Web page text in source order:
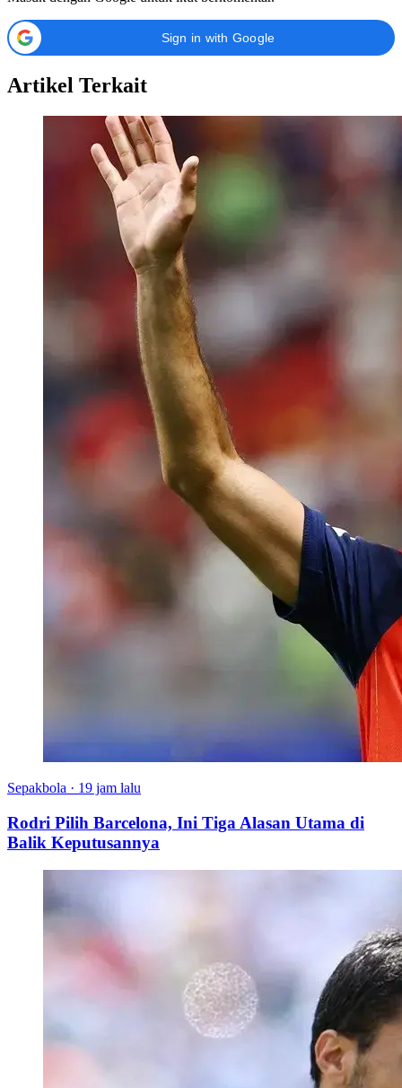
Sign in with Google
Artikel Terkait
Sepakbola · 19 jam lalu
Rodri Pilih Barcelona, Ini Tiga Alasan Utama di
Balik Keputusannya